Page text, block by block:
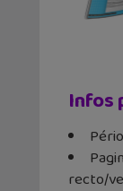
Infos
recto/